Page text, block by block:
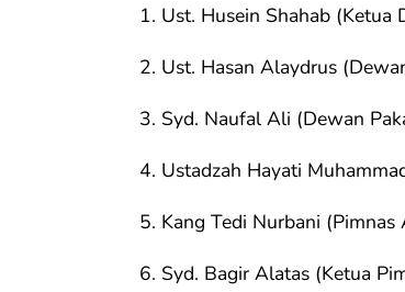
1. Ust. Husein Shahab (Ketua
2. Ust. Hasan Alaydrus
3. Syd. Naufal Ali (Dewan
4. Ustadzah Hayati
5. Kang Tedi Nurbani (Pimnas
6. Syd. Bagir Alatas (Ketua